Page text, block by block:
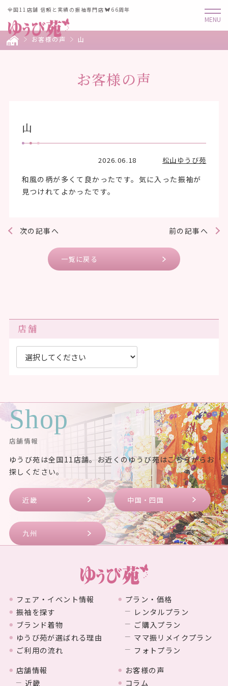
全国11店舗 信頼と実績の振袖専門店 66周年
お客様の声 山
お客様の声
山
2026.06.18 松山ゆうび苑
和風の柄が多くて良かったです。気に入った振袖が
見つけれてよかったです。
前の記事へ
次の記事へ
一覧に戻る
店舗
Shop
店舗情報
ゆうび苑は全国11店舗。お近くのゆうび苑はこちらからお
探しください。
近畿 中国・四国
九州
フェア・イベント情報
振袖を探す
ブランド着物
ゆうび苑が選ばれる理由
ご利用の流れ
プラン・価格
レンタルプラン
ご購入プラン
ママ振リメイクプラン
フォトプラン
店舗情報
近畿
お客様の声
コラム